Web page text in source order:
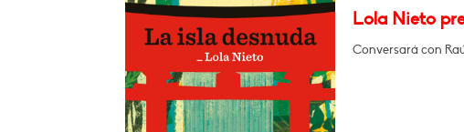
Lola Nieto
Conversará con